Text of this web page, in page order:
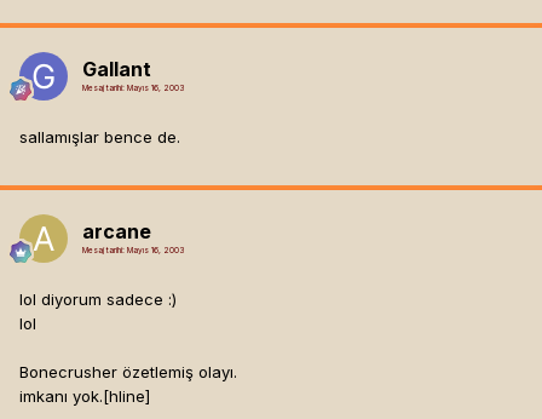
Gallant
Mesaj tarihi: Mayıs 16, 2003
sallamışlar bence de.
arcane
Mesaj tarihi: Mayıs 16, 2003
lol diyorum sadece :)
lol
Bonecrusher özetlemiş olayı.
imkanı yok.[hline]